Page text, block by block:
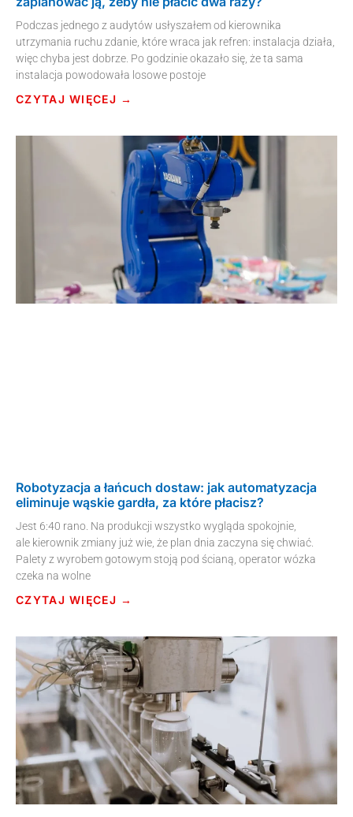
Podczas jednego z audytów usłyszałem od kierownika
utrzymania ruchu zdanie, które wraca jak refren: instalacja działa,
więc chyba jest dobrze. Po godzinie okazało się, że ta sama
instalacja powodowała losowe postoje
CZYTAJ WIĘCEJ →
Robotyzacja a łańcuch dostaw: jak automatyzacja
eliminuje wąskie gardła, za które płacisz?
Jest 6:40 rano. Na produkcji wszystko wygląda spokojnie,
ale kierownik zmiany już wie, że plan dnia zaczyna się chwiać.
Palety z wyrobem gotowym stoją pod ścianą, operator wózka
czeka na wolne
CZYTAJ WIĘCEJ →